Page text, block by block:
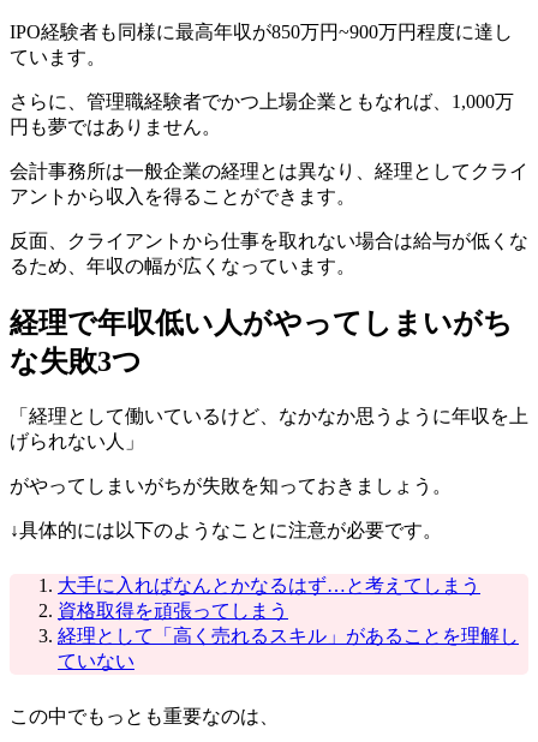
IPO経験者も同様に最高年収が850万円~900万円程度に達し
ています。
さらに、管理職経験者でかつ上場企業ともなれば、1,000万
円も夢ではありません。
会計事務所は一般企業の経理とは異なり、経理としてクライ
アントから収入を得ることができます。
反面、クライアントから仕事を取れない場合は給与が低くな
るため、年収の幅が広くなっています。
経理で年収低い人がやってしまいがち
な失敗3つ
「経理として働いているけど、なかなか思うように年収を上
げられない人」
がやってしまいがちが失敗を知っておきましょう。
↓具体的には以下のようなことに注意が必要です。
大手に入ればなんとかなるはず…と考えてしまう
資格取得を頑張ってしまう
経理として「高く売れるスキル」があることを理解し
ていない
この中でもっとも重要なのは、